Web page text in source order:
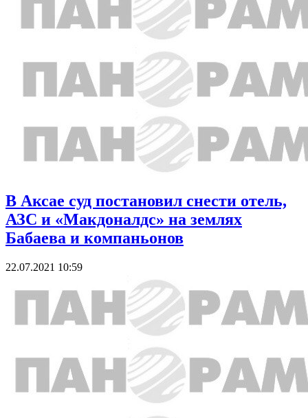
В Аксае суд постановил снести отель,
АЗС и «Макдоналдс» на землях
Бабаева и компаньонов
22.07.2021 10:59